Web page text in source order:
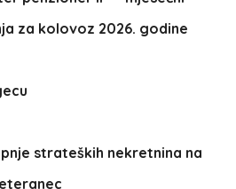
za kolovoz 2026. godine
strateških nekretnina na